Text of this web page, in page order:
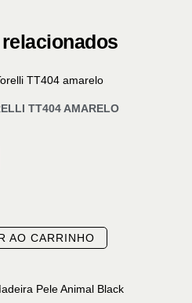
TT404 AMARELO
AO CARRINHO